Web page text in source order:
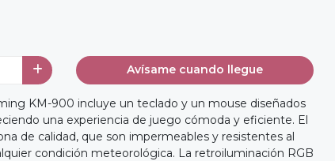
Avísame cuando llegue
KM-900 incluye un teclado y un mouse diseñados
una experiencia de juego cómoda y eficiente. El
de calidad, que son impermeables y resistentes al
condición meteorológica. La retroiluminación RGB